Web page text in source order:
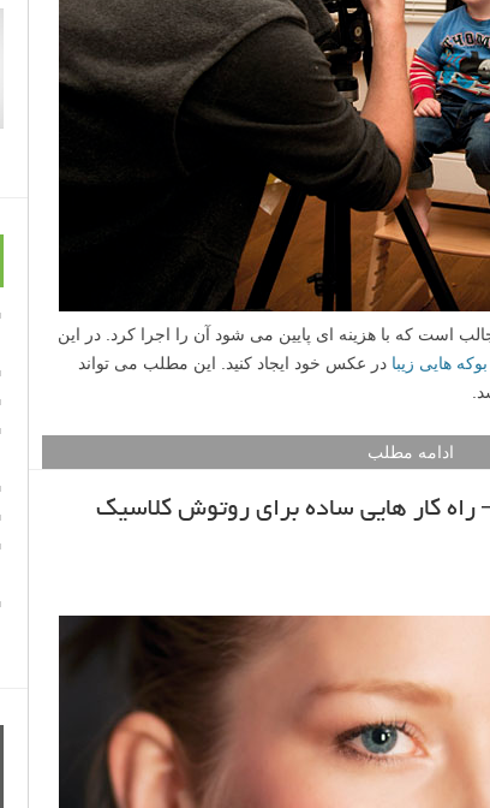
است که با هزینه ای پایین می شود آن را اجرا کرد. در این
بوکه هایی زیبا در عکس خود ایجاد کنید. این مطلب می تواند
ادامه مطلب
کار هایی ساده برای روتوش کلاسیک